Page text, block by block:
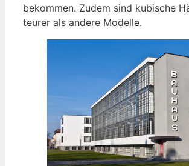
bekommen. Zudem sind kubische
teurer als andere Modelle.